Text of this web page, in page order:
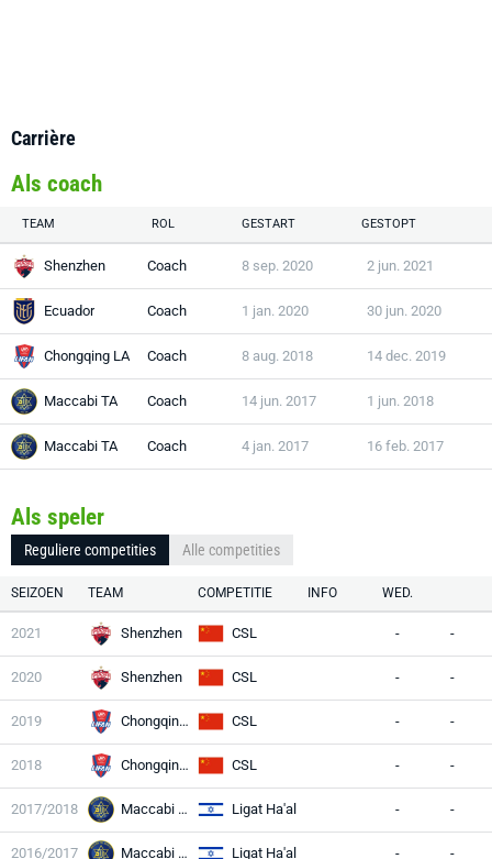
Carrière
Als coach
TEAM ROL GESTART GESTOPT
Shenzhen Coach 8 sep. 2020 2 jun. 2021
Ecuador Coach 1 jan. 2020 30 jun. 2020
Chongqing LA Coach 8 aug. 2018 14 dec. 2019
Maccabi TA Coach 14 jun. 2017 1 jun. 2018
Maccabi TA Coach 4 jan. 2017 16 feb. 2017
Als speler
Reguliere competities Alle competities
SEIZOEN TEAM COMPETITIE INFO WED.
2021 Shenzhen CSL - -
2020 Shenzhen CSL - -
2019 Chongqing LA CSL - -
2018 Chongqing LA CSL - -
2017/2018 Maccabi TA Ligat Ha'al - -
2016/2017 Maccabi TA Ligat Ha'al - -